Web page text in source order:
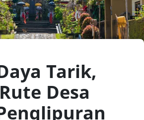
Tarik,
Desa